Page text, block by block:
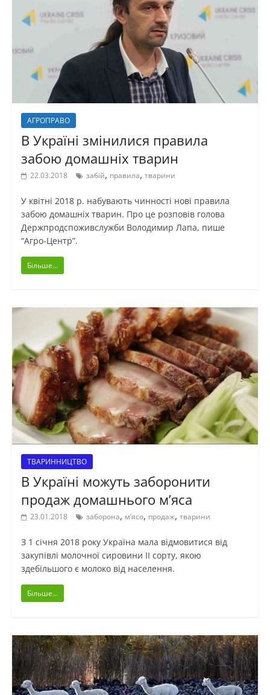
АГРОПРАВО
В Україні змінилися правила
забою домашніх тварин
22.03.2018 забій, правила, тварини
У квітні 2018 р. набувають чинності нові правила
забою домашніх тварин. Про це розповів голова
Держпродспоживслужби Володимир Лапа, пише
“Агро-Центр”.
Більше...
ТВАРИННИЦТВО
В Україні можуть заборонити
продаж домашнього м’яса
23.01.2018 заборона, м’ясо, продаж, тварини
З 1 січня 2018 року Україна мала відмовитися від
закупівлі молочної сировини ІІ сорту, якою
здебільшого є молоко від населення.
Більше...